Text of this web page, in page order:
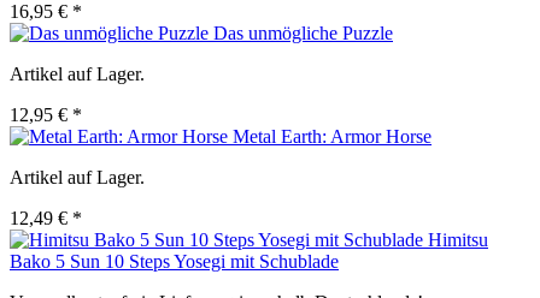
16,95 € *
Das unmögliche Puzzle
Artikel auf Lager.
12,95 € *
Metal Earth: Armor Horse
Artikel auf Lager.
12,49 € *
Himitsu
Bako 5 Sun 10 Steps Yosegi mit Schublade